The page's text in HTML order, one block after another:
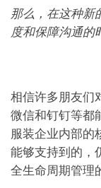
那么，在这种新
度和保障沟通的
相信许多朋友们
微信和钉钉等都
服装企业内部的
能够支持到的，
全生命周期管理